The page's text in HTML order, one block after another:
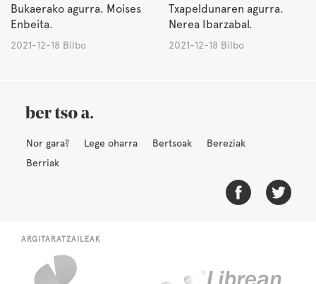
Bukaerako agurra. Moises
Enbeita.
2021-12-18 Bilbo
Txapeldunaren agurra.
Nerea Ibarzabal.
2021-12-18 Bilbo
Nor gara? Lege oharra Bertsoak
Bereziak
Berriak
ARGITARATZAILEAK